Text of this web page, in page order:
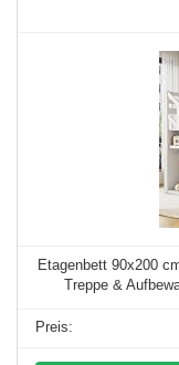
Etagenbett 90x200
Treppe &